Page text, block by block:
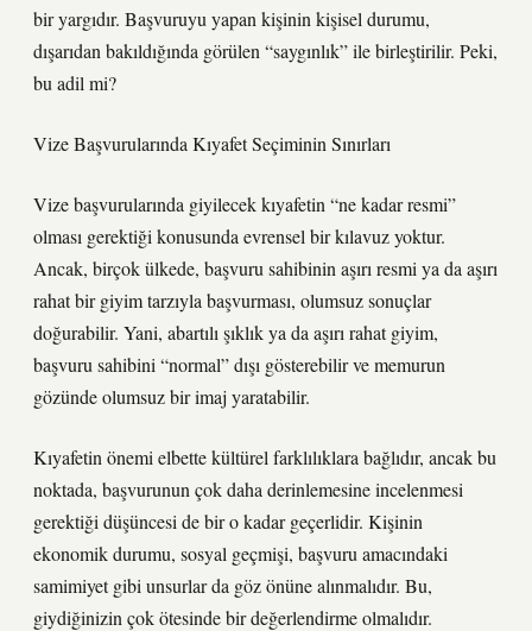
bir yargıdır. Başvuruyu yapan kişinin kişisel durumu,
dışarıdan bakıldığında görülen “saygınlık” ile birleştirilir. Peki,
bu adil mi?
Vize Başvurularında Kıyafet Seçiminin Sınırları
Vize başvurularında giyilecek kıyafetin “ne kadar resmi”
olması gerektiği konusunda evrensel bir kılavuz yoktur.
Ancak, birçok ülkede, başvuru sahibinin aşırı resmi ya da aşırı
rahat bir giyim tarzıyla başvurması, olumsuz sonuçlar
doğurabilir. Yani, abartılı şıklık ya da aşırı rahat giyim,
başvuru sahibini “normal” dışı gösterebilir ve memurun
gözünde olumsuz bir imaj yaratabilir.
Kıyafetin önemi elbette kültürel farklılıklara bağlıdır, ancak bu
noktada, başvurunun çok daha derinlemesine incelenmesi
gerektiği düşüncesi de bir o kadar geçerlidir. Kişinin
ekonomik durumu, sosyal geçmişi, başvuru amacındaki
samimiyet gibi unsurlar da göz önüne alınmalıdır. Bu,
giydiğinizin çok ötesinde bir değerlendirme olmalıdır.